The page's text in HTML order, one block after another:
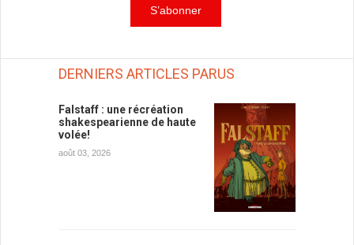
DERNIERS ARTICLES PARUS
Falstaff : une récréation
shakespearienne de haute
volée!
août 03, 2026